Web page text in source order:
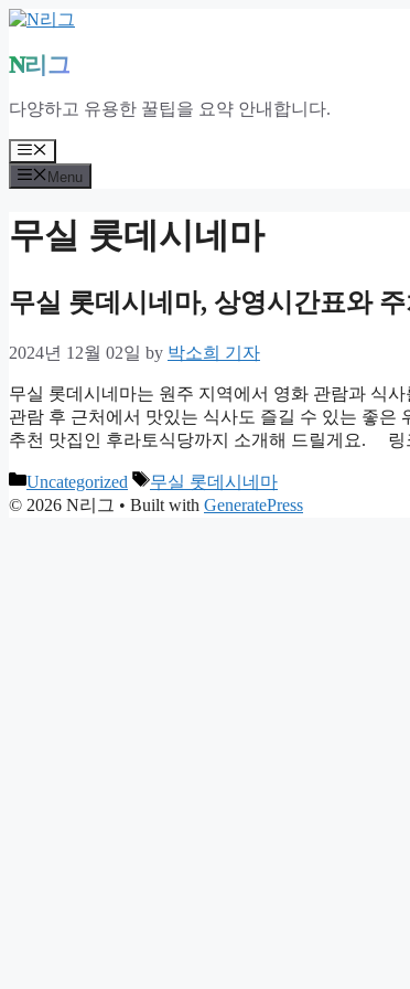
Skip
content
N리그
다양하고 유용한 꿀팁을 요약 안내합니다.
Menu
Menu
무실 롯데시네마
무실 롯데시네마, 상영시간표와
2024년 12월 02일 by 박소희 기자
무실 롯데시네마는 원주 지역에서 영화 관람과 식
관람 후 근처에서 맛있는 식사도 즐길 수 있는 좋은
추천 맛집인 후라토식당까지 소개해 드릴게요.
Categories
Uncategorized Tags
무실 롯데시네마
© 2026 N리그 • Built with GeneratePress